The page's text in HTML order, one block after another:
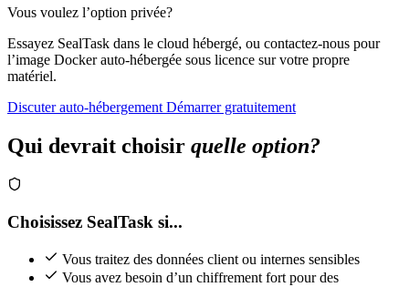
Vous voulez l’option privée?
Essayez SealTask dans le cloud hébergé, ou contactez-nous pour
l’image Docker auto-hébergée sous licence sur votre propre
matériel.
Discuter auto-hébergementDémarrer gratuitement
Qui devrait choisir quelle option?
Choisissez SealTask si...
Vous traitez des données client ou internes sensibles
Vous avez besoin d’un chiffrement fort pour des